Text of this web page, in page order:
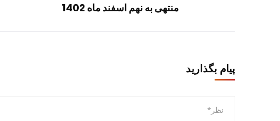
منتهی به نهم اسفند ماه 1402
پیام بگذارید